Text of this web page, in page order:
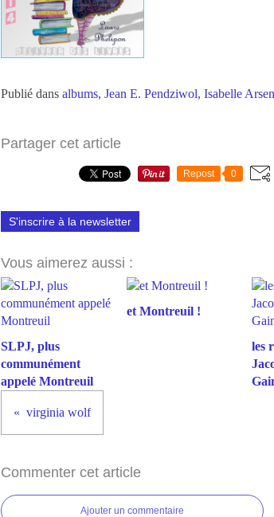
Publié dans albums, Jean E. Pendziwol, Isabelle
Partager cet article
Repost 0
S'inscrire à la newsletter
Vous aimerez aussi :
SLPJ, plus
communément
appelé Montreuil
et Montreuil !
les
virginia wolf
Commenter cet article
Ajouter un commentaire